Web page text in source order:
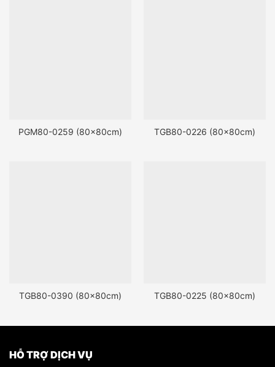
PGM80-0259 (80x80cm) TGB80-0226 (80x80cm)
TGB80-0390 (80x80cm) TGB80-0225 (80x80cm)
HỖ TRỢ DỊCH VỤ